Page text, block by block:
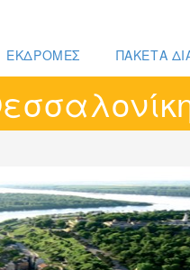
ΕΚΔΡΟΜΕΣ ΠΑΚΕΤΑ